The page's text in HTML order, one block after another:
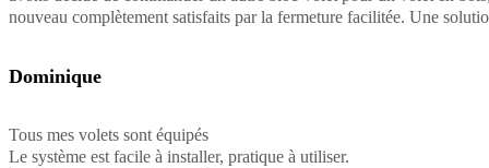
nouveau complètement satisfaits par la fermeture facilitée. Une
Dominique
Tous mes volets sont équipés
Le système est facile à installer, pratique à utiliser.